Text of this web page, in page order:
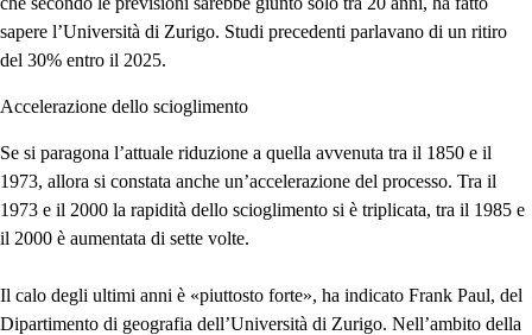
sapere l’Università di Zurigo. Studi precedenti parlavano di un ritiro
del 30% entro il 2025.
Accelerazione dello scioglimento
Se si paragona l’attuale riduzione a quella avvenuta tra il 1850 e il
1973, allora si constata anche un’accelerazione del processo. Tra il
1973 e il 2000 la rapidità dello scioglimento si è triplicata, tra il 1985 e
il 2000 è aumentata di sette volte.
Il calo degli ultimi anni è «piuttosto forte», ha indicato Frank Paul, del
Dipartimento di geografia dell’Università di Zurigo. Nell’ambito della